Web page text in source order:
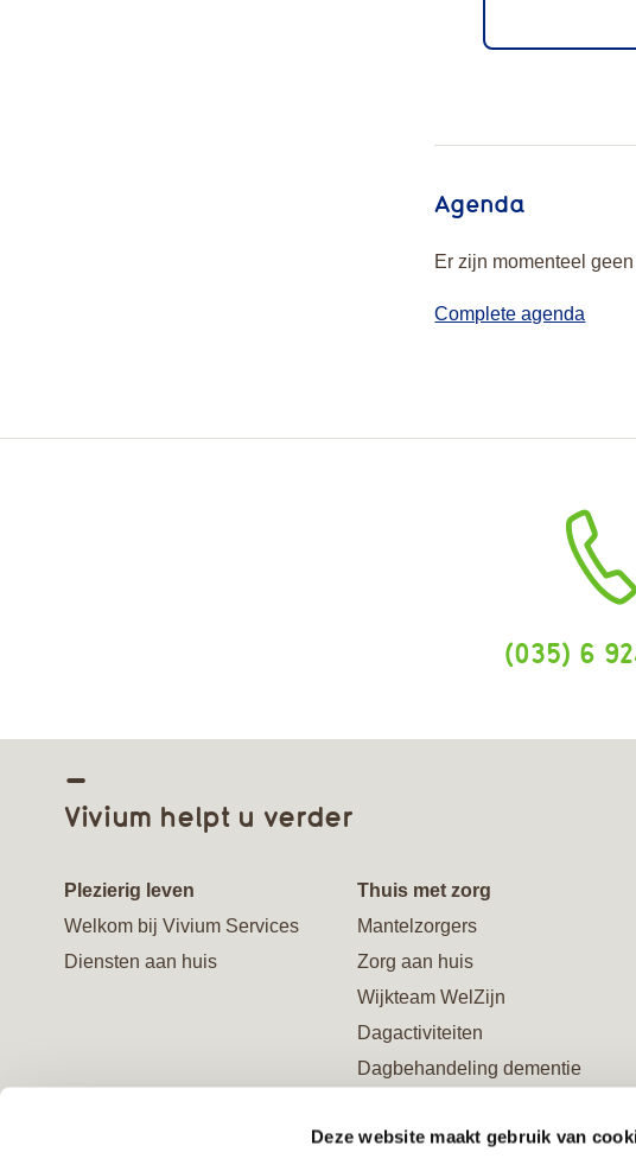
Deze website maakt gebruik van
Agenda
Er zijn momenteel
Complete agenda
(035) 6
Vivium helpt u verder
Plezierig leven
Welkom bij Vivium Services
Diensten aan huis
Thuis met zorg
Mantelzorgers
Zorg aan huis
Wijkteam WelZijn
Dagactiviteiten
Dagbehandeling dementie
Advies en behandeling